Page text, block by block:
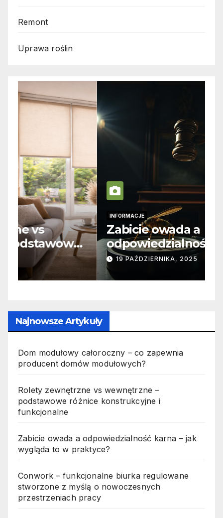
Remont
Uprawa roślin
INFORMACJE
Zabicie owada a
odpowiedzialność karna –
jak wygląda to w praktyce?
19 PAŹDZIERNIKA, 2025
Najnowsze Artykuły
Dom modułowy całoroczny – co zapewnia
producent domów modułowych?
Rolety zewnętrzne vs wewnętrzne –
podstawowe różnice konstrukcyjne i
funkcjonalne
Zabicie owada a odpowiedzialność karna – jak
wygląda to w praktyce?
Conwork – funkcjonalne biurka regulowane
stworzone z myślą o nowoczesnych
przestrzeniach pracy